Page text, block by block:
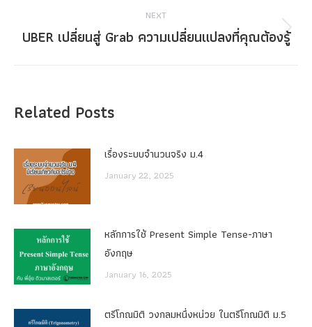
NEXT
Next
UBER เปลี่ยนสู่ Grab ความเปลี่ยนแปลงที่คุณต้องรู้
Related Posts
เรื่องระบบจํานวนจริง ม.4
January 22, 2025
หลักการใช้ Present Simple Tense-ภาษา
อังกฤษ
January 16, 2025
ตรีโกณมิติ วงกลมหนึ่งหน่วย ในตรีโกณมิติ ม.5